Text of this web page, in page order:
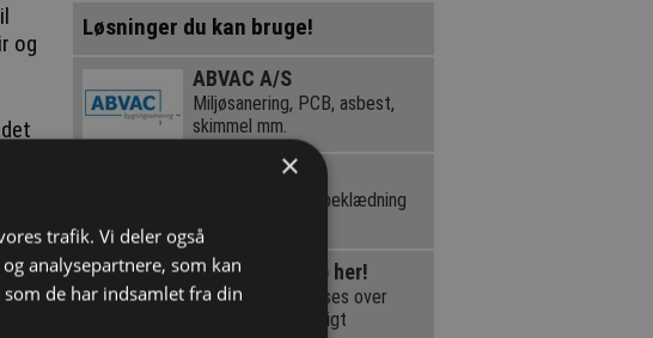
og
et
Løsninger du kan bruge!
ABVAC A/S
Miljøsanering, PCB, asbest,
skimmel mm.
Kjellerup AS
Færdigmalet Træbeklædning
Få navn og logo her!
Denne annonce vises over
200.000 gange årligt
×
trafik. Vi deler også
analysepartnere, som kan
de har indsamlet fra din